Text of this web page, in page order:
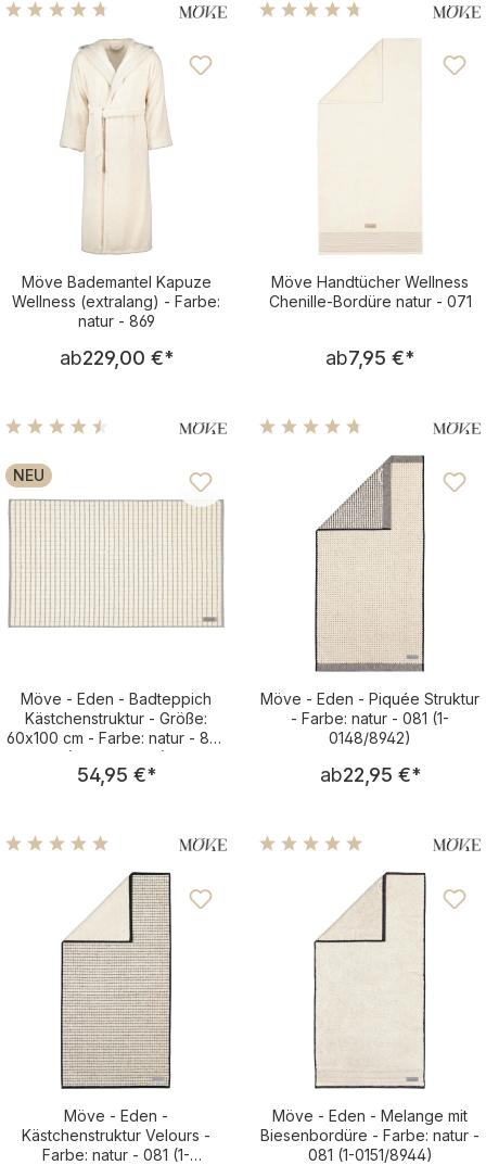
Durchschnittliche Bewertung von 4.72 von 5 Sternen
Möve Bademantel Kapuze
Wellness (extralang) - Farbe:
natur - 869
Regulärer Preis:
ab229,00 €*
Durchschnittliche
Möve Handtücher Wellness
Chenille-Bordüre natur - 071
Regulärer
ab7,95 €*
Durchschnittliche Bewertung von 4.5 von 5 Sternen
NEU
Möve - Eden - Badteppich
Kästchenstruktur - Größe:
60x100 cm - Farbe: natur - 869
(1-0347/8127)Regulärer Preis:
54,95 €*
Durchschnittliche
Möve - Eden - Piquée Struktur
- Farbe: natur - 081 (1-
0148/8942)
Regulärer
ab22,95 €*
Durchschnittliche Bewertung von 4.96 von 5 Sternen
Möve - Eden -
Kästchenstruktur Velours -
Farbe: natur - 081 (1-
Durchschnittliche
Möve - Eden - Melange mit
Biesenbordüre - Farbe: natur -
081 (1-0151/8944)